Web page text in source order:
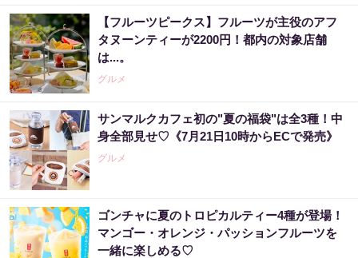
【フルーツピークス】フルーツが主役のアフ
タヌーンティーが2200円！都内の対象店舗
は...。
グルメ
サンマルクカフェ初の"夏の福袋"は全3種！中
身全部見せ♡《7月21日10時からECで発売》
グルメ
ゴンチャに夏のトロピカルティー4種が登場！
マンゴー・オレンジ・パッションフルーツを
一緒に楽しめる♡